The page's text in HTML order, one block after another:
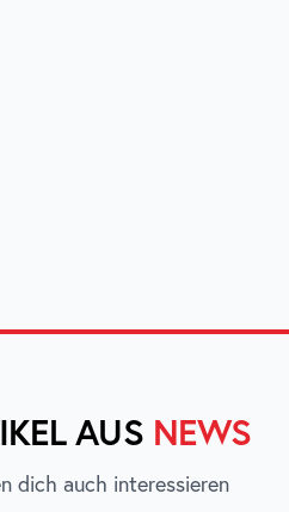
AUS NEWS
dich auch interessieren